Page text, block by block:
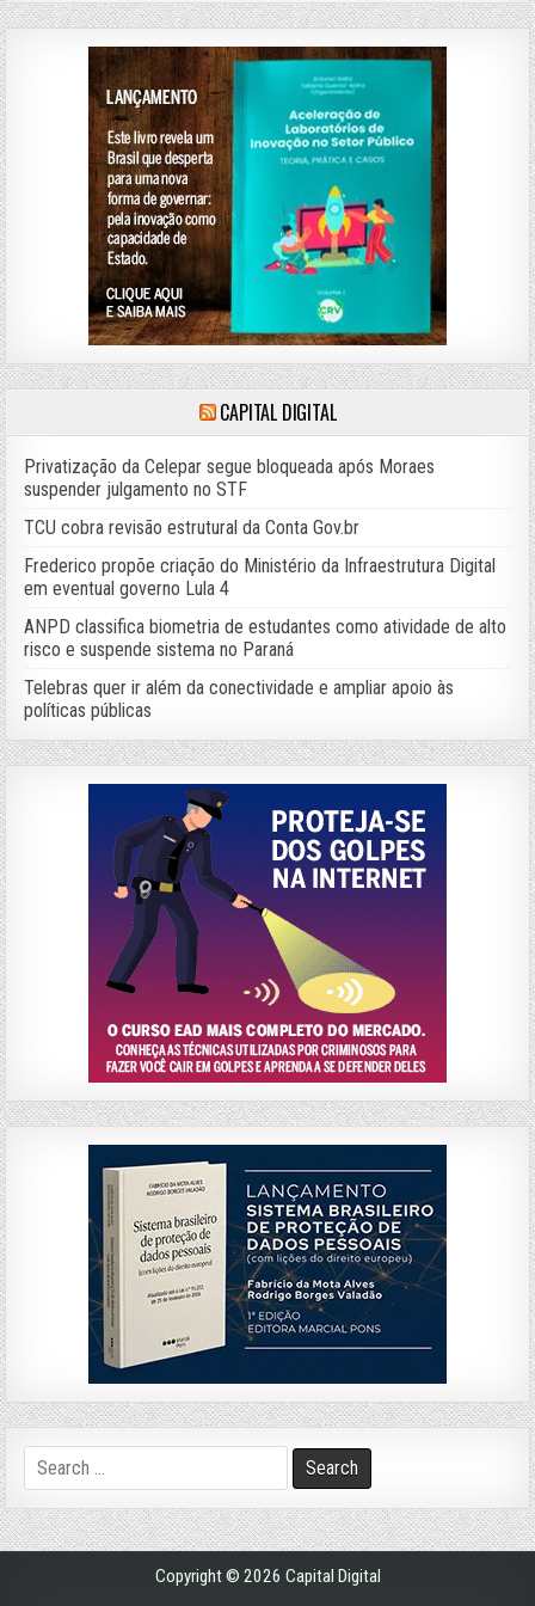
CAPITAL DIGITAL
Privatização da Celepar segue bloqueada após Moraes
suspender julgamento no STF
TCU cobra revisão estrutural da Conta Gov.br
Frederico propõe criação do Ministério da Infraestrutura Digital
em eventual governo Lula 4
ANPD classifica biometria de estudantes como atividade de alto
risco e suspende sistema no Paraná
Telebras quer ir além da conectividade e ampliar apoio às
políticas públicas
Search
for:
Copyright © 2026 Capital Digital